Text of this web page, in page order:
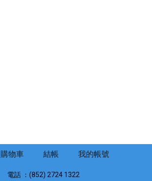
購物車 結帳 我的帳號
電話 ：(852) 2724 1322